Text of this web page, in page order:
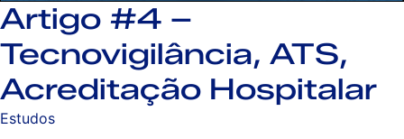
Artigo #4 –
Tecnovigilância, ATS,
Acreditação Hospitalar
Estudos